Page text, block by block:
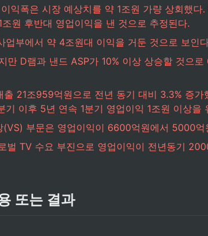
익폭은 시장 예상치를 약 1조원 가량 상회했
원 후반대 영업이익을 낸 것으로 추정된다.
업부에서 약 4조원대 이익을 거둔 것으로 보인
만 D램과 낸드 ASP가 10% 이상 상승할 것으
출 21조959억원으로 전년 동기 대비 3.3% 증
기 이후 5년 연속 1분기 영업이익 1조원 이상을
(VS) 부문은 영업이익이 6600억원에서 5000
벌 TV 수요 부진으로 영업이익이 전년동기
또는 결과